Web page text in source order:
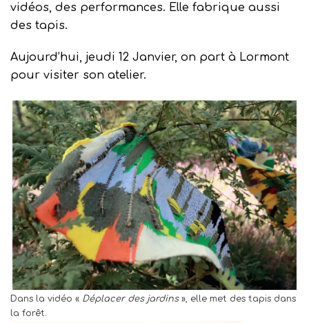
vidéos, des performances. Elle fabrique aussi
des tapis.
Aujourd’hui, jeudi 12 Janvier, on part à Lormont
pour visiter son atelier.
Dans la vidéo « Déplacer des jardins», elle met des tapis dans
la forêt.